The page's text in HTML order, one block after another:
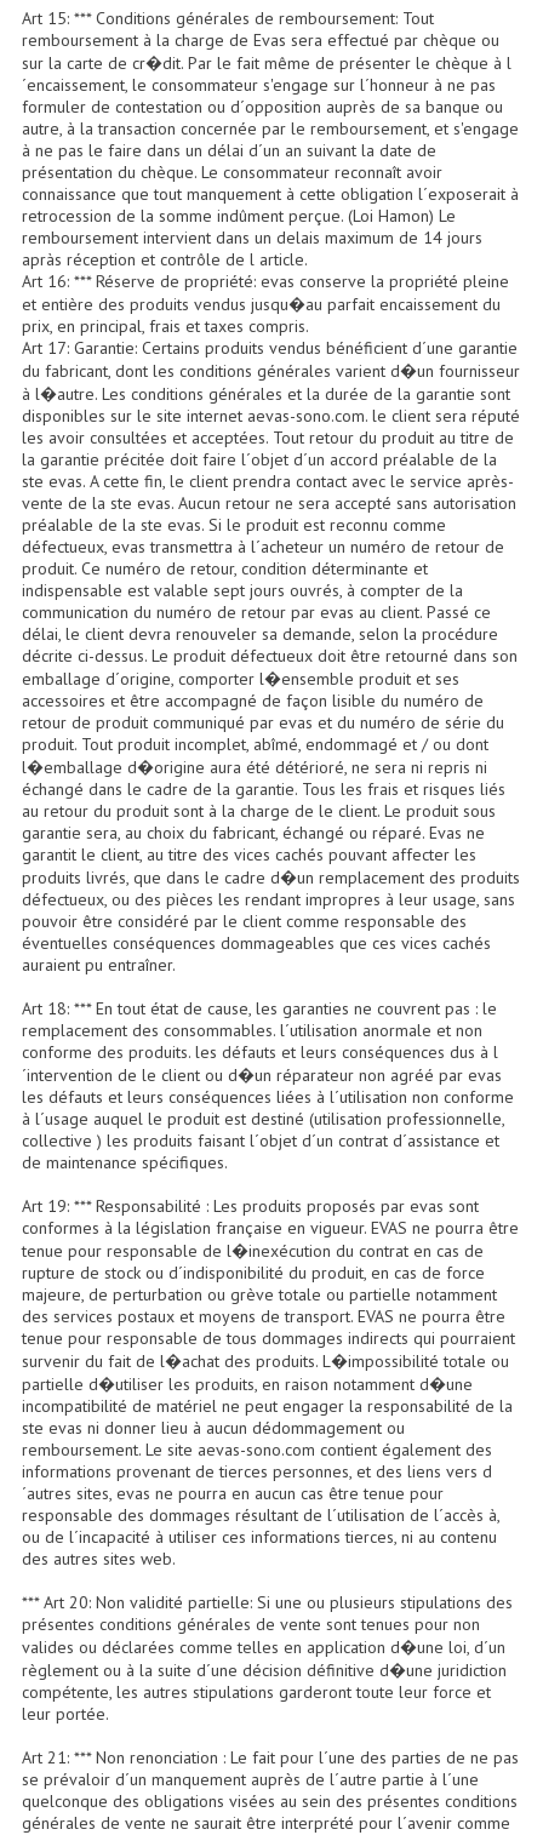
Panneaux, Piste Danse À Leds
Petit Effets Lumineux
Projecteur De Gobo
Projecteur Extérieur Multifaisceaux
Projecteur Led Sur Batterie
Projecteurs À Leds D'extérieurs
Projecteurs Barres De Leds
Projecteurs Déco À Leds
Projecteurs Leds
Projecteurs Plafonniers Et Encastrés
Projecteurs Théâtre Led
Projecteurs Traditionnels
Projecteurs Cycliodes
Projecteurs Découpes
Projecteurs Par : 16 À 64 Et Autres
Projecteurs Poursuite
Projecteurs Théatre: Plan Convexe Fresnel
Rampe De Spots
Scanners
Stroboscopes
Câbles, Connectiques.
Câblage Electrique
Câble Rallonge DMX512 MIDI
Câbles Module, Cables Audio
Câble Multi-Paires Audio
Câbles Enceintes
Connectiques, Prises Etc...
Adaptateurs Audio
Divers Bricolage
Divers Bricolage
Haut-Parleurs Origine Sav
Membrannes De Haut Parleurs
Pieces Détachées Sav
Public-Adress
Accessoires Public-Adress L100V
Amplificateurs (L 100v)
Enceintes Encastrables Ligne 100V 4-8 Ohm
Art 15: *** Conditions générales de remboursement: Tout
remboursement à la charge de Evas sera effectué par chèque ou
sur la carte de cr�dit. Par le fait même de présenter le chèque à l
´encaissement, le consommateur s'engage sur l´honneur à ne pas
formuler de contestation ou d´opposition auprès de sa banque ou
autre, à la transaction concernée par le remboursement, et s'engage
à ne pas le faire dans un délai d´un an suivant la date de
présentation du chèque. Le consommateur reconnaît avoir
connaissance que tout manquement à cette obligation l´exposerait à
retrocession de la somme indûment perçue. (Loi Hamon) Le
remboursement intervient dans un delais maximum de 14 jours
apràs réception et contrôle de l article.
Art 16: *** Réserve de propriété: evas conserve la propriété pleine
et entière des produits vendus jusqu�au parfait encaissement du
prix, en principal, frais et taxes compris.
Art 17: Garantie: Certains produits vendus bénéficient d´une garantie
du fabricant, dont les conditions générales varient d�un fournisseur
à l�autre. Les conditions générales et la durée de la garantie sont
disponibles sur le site internet aevas-sono.com. le client sera réputé
les avoir consultées et acceptées. Tout retour du produit au titre de
la garantie précitée doit faire l´objet d´un accord préalable de la
ste evas. A cette fin, le client prendra contact avec le service après-
vente de la ste evas. Aucun retour ne sera accepté sans autorisation
préalable de la ste evas. Si le produit est reconnu comme
défectueux, evas transmettra à l´acheteur un numéro de retour de
produit. Ce numéro de retour, condition déterminante et
indispensable est valable sept jours ouvrés, à compter de la
communication du numéro de retour par evas au client. Passé ce
délai, le client devra renouveler sa demande, selon la procédure
décrite ci-dessus. Le produit défectueux doit être retourné dans son
emballage d´origine, comporter l�ensemble produit et ses
accessoires et être accompagné de façon lisible du numéro de
retour de produit communiqué par evas et du numéro de série du
produit. Tout produit incomplet, abîmé, endommagé et / ou dont
l�emballage d�origine aura été détérioré, ne sera ni repris ni
échangé dans le cadre de la garantie. Tous les frais et risques liés
au retour du produit sont à la charge de le client. Le produit sous
garantie sera, au choix du fabricant, échangé ou réparé. Evas ne
garantit le client, au titre des vices cachés pouvant affecter les
produits livrés, que dans le cadre d�un remplacement des produits
défectueux, ou des pièces les rendant impropres à leur usage, sans
pouvoir être considéré par le client comme responsable des
éventuelles conséquences dommageables que ces vices cachés
auraient pu entraîner.
Art 18: *** En tout état de cause, les garanties ne couvrent pas : le
remplacement des consommables. l´utilisation anormale et non
conforme des produits. les défauts et leurs conséquences dus à l
´intervention de le client ou d�un réparateur non agréé par evas
les défauts et leurs conséquences liées à l´utilisation non conforme
à l´usage auquel le produit est destiné (utilisation professionnelle,
collective ) les produits faisant l´objet d´un contrat d´assistance et
de maintenance spécifiques.
Art 19: *** Responsabilité : Les produits proposés par evas sont
conformes à la législation française en vigueur. EVAS ne pourra être
tenue pour responsable de l�inexécution du contrat en cas de
rupture de stock ou d´indisponibilité du produit, en cas de force
majeure, de perturbation ou grève totale ou partielle notamment
des services postaux et moyens de transport. EVAS ne pourra être
tenue pour responsable de tous dommages indirects qui pourraient
survenir du fait de l�achat des produits. L�impossibilité totale ou
partielle d�utiliser les produits, en raison notamment d�une
incompatibilité de matériel ne peut engager la responsabilité de la
ste evas ni donner lieu à aucun dédommagement ou
remboursement. Le site aevas-sono.com contient également des
informations provenant de tierces personnes, et des liens vers d
´autres sites, evas ne pourra en aucun cas être tenue pour
responsable des dommages résultant de l´utilisation de l´accès à,
ou de l´incapacité à utiliser ces informations tierces, ni au contenu
des autres sites web.
*** Art 20: Non validité partielle: Si une ou plusieurs stipulations des
présentes conditions générales de vente sont tenues pour non
valides ou déclarées comme telles en application d�une loi, d´un
règlement ou à la suite d´une décision définitive d�une juridiction
compétente, les autres stipulations garderont toute leur force et
leur portée.
Art 21: *** Non renonciation : Le fait pour l´une des parties de ne pas
se prévaloir d´un manquement auprès de l´autre partie à l´une
quelconque des obligations visées au sein des présentes conditions
générales de vente ne saurait être interprété pour l´avenir comme